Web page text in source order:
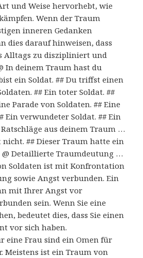
und Weise hervorhebt, wie
Wenn der Traum
inneren Gedanken
dies darauf hinweisen, dass
Alltags zu diszipliniert und
In deinem Traum hast du
ein Soldat. ## Du triffst einen
## Ein toter Soldat. ##
Parade von Soldaten. ## Eine
Ein verwundeter Soldat. ## Ein
aus deinem Traum …
nicht. ## Dieser Traum hatte ein
@ Detaillierte Traumdeutung …
Soldaten ist mit Konfrontation
sowie Angst verbunden. Ein
mit Ihrer Angst vor
sein. Wenn Sie eine
bedeutet dies, dass Sie einen
vor sich haben.
eine Frau sind ein Omen für
Meistens ist ein Traum von